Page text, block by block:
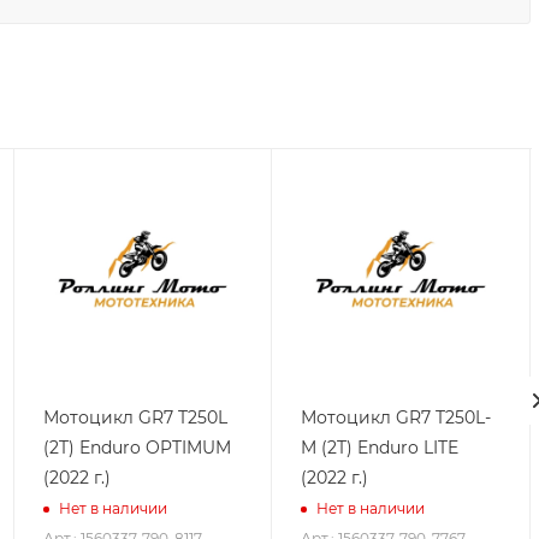
Мотоцикл GR7 T250L
(2T) Enduro OPTIMUM
(2022 г.)
Нет в наличии
Мотоцикл GR7 T250L-
M (2T) Enduro LITE
(2022 г.)
Нет в наличии